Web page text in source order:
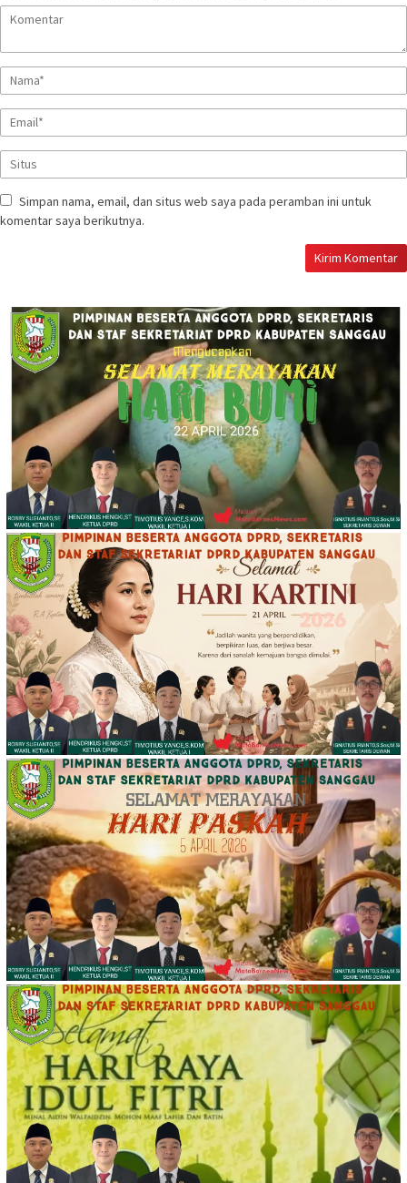
Simpan nama, email, dan situs web saya pada peramban ini untuk
komentar saya berikutnya.